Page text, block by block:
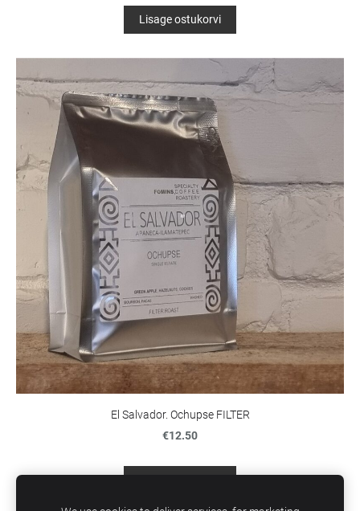
Lisage ostukorvi
El Salvador. Ochupse FILTER
€12.50